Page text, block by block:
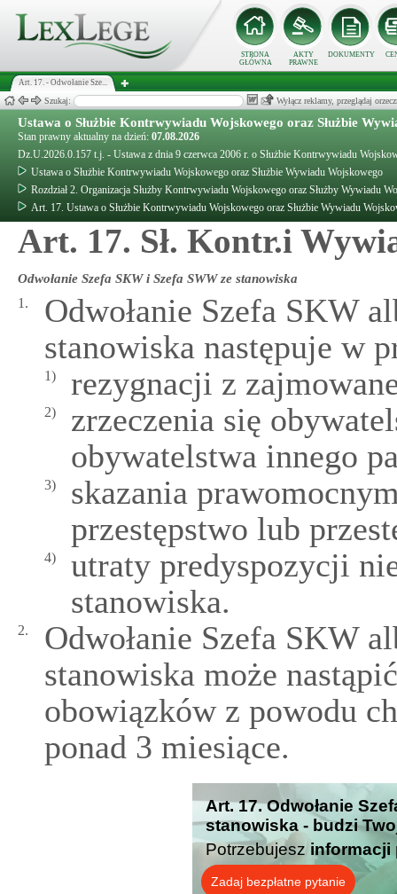
STRONA
GŁÓWNA
AKTY
PRAWNE
DOKUMENTY
Art. 17. - Odwołanie Sze...
Szukaj: Wyłącz reklamy, przeglądaj
Ustawa o Służbie Kontrwywiadu Wojskowego oraz Służbie
Stan prawny aktualny na dzień: 07.08.2026
Dz.U.2026.0.157 t.j. - Ustawa z dnia 9 czerwca 2006 r. o Służbie Kontrwywiadu
Ustawa o Służbie Kontrwywiadu Wojskowego oraz Służbie Wywiadu Wojskowego
Rozdział 2. Organizacja Służby Kontrwywiadu Wojskowego oraz Służby Wywiadu
Art. 17. Ustawa o Służbie Kontrwywiadu Wojskowego oraz Służbie Wywiadu
Art. 17. Sł. Kontr.i
Odwołanie Szefa SKW i Szefa SWW ze stanowiska
1.
Odwołanie Szefa SKW
stanowiska następuje w
1) rezygnacji z
2)
zrzeczenia się
obywatelstwa innego
3)
skazania
przestępstwo lub
4)
utraty predyspozycji
stanowiska.
2.
Odwołanie Szefa SKW
stanowiska może
obowiązków z powodu
ponad 3 miesiące.
Art. 17. Odwołanie
stanowiska - budzi
Potrzebujesz informacji
Zadaj bezpłatne pytanie